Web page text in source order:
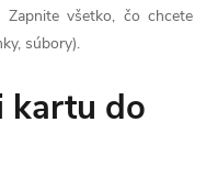
všetko, čo chcete
súbory).
kartu do